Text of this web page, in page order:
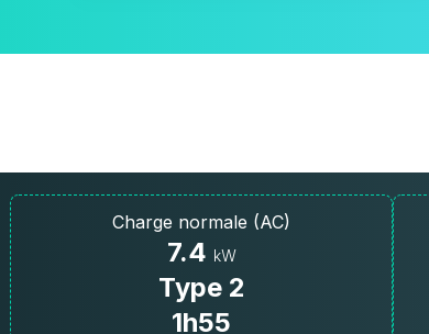
Charge normale (AC)
7.4 kW
Type 2
1h55